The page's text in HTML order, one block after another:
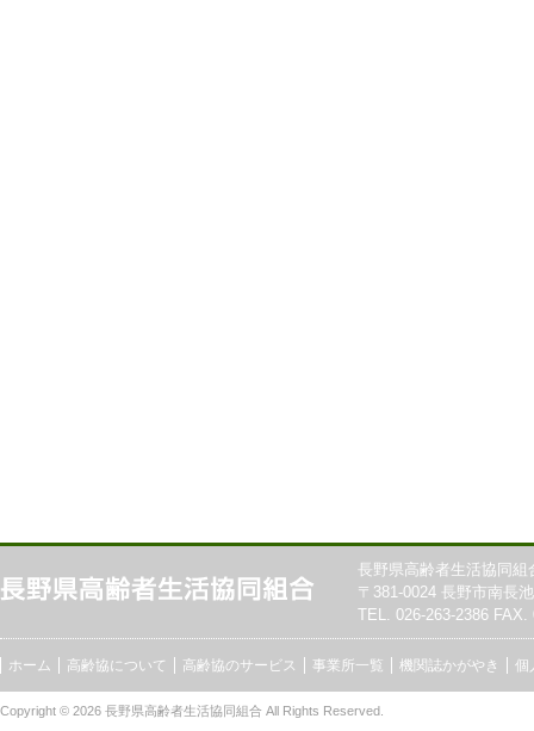
長野県高齢者生活協同組
〒381-0024 長野市南長
TEL. 026-263-2386 FAX.
ホーム 高齢協について 高齢協のサービス 事業所一覧 機関誌かがやき 個
Copyright © 2026 長野県高齢者生活協同組合 All Rights Reserved.